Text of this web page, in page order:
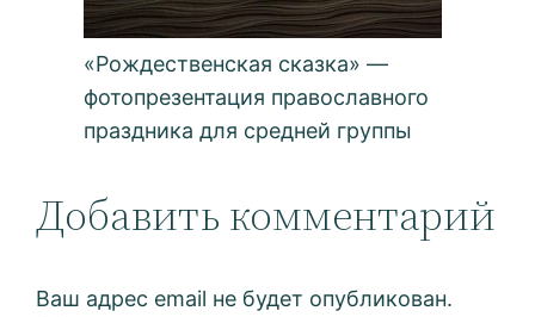
«Рождественская сказка» —
фотопрезентация православного
праздника для средней группы
Добавить комментарий
Ваш адрес email не будет опубликован.